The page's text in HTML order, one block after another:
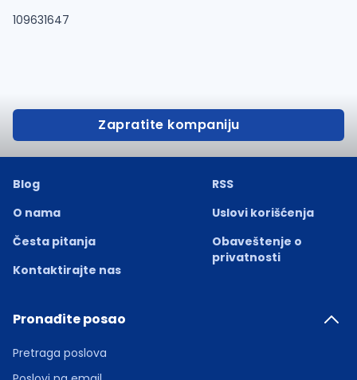
109631647
Zapratite kompaniju
Blog
O nama
Česta pitanja
Kontaktirajte nas
RSS
Uslovi korišćenja
Obaveštenje o
privatnosti
Pronađite posao
Pretraga poslova